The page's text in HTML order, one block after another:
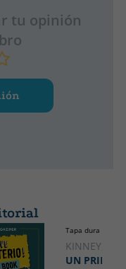
tu opinión
Tapa dura
KINNEY, JEFF
UN